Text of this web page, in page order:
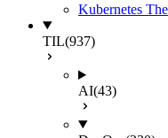
Kubernetes
TIL(937)
AI(43)